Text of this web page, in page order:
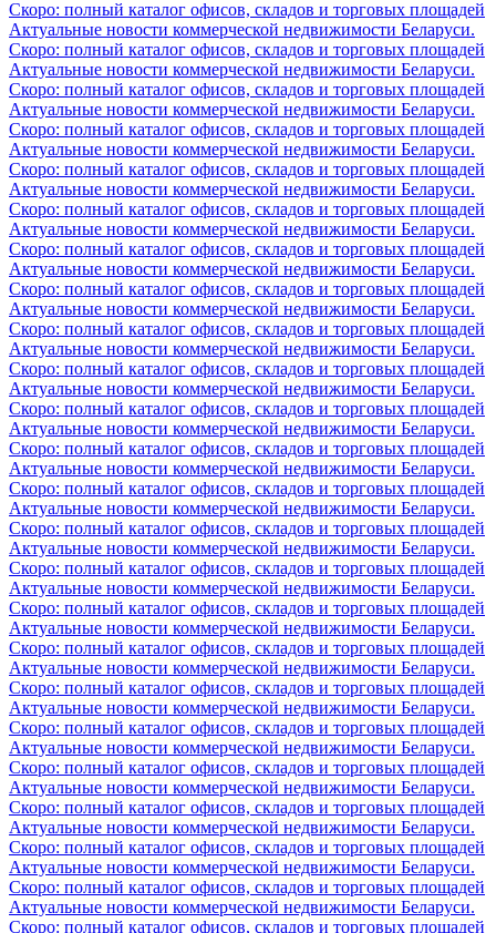
Скоро: полный каталог офисов, складов и торговых площадей
Актуальные новости коммерческой недвижимости Беларуси.
Скоро: полный каталог офисов, складов и торговых площадей
Актуальные новости коммерческой недвижимости Беларуси.
Скоро: полный каталог офисов, складов и торговых площадей
Актуальные новости коммерческой недвижимости Беларуси.
Скоро: полный каталог офисов, складов и торговых площадей
Актуальные новости коммерческой недвижимости Беларуси.
Скоро: полный каталог офисов, складов и торговых площадей
Актуальные новости коммерческой недвижимости Беларуси.
Скоро: полный каталог офисов, складов и торговых площадей
Актуальные новости коммерческой недвижимости Беларуси.
Скоро: полный каталог офисов, складов и торговых площадей
Актуальные новости коммерческой недвижимости Беларуси.
Скоро: полный каталог офисов, складов и торговых площадей
Актуальные новости коммерческой недвижимости Беларуси.
Скоро: полный каталог офисов, складов и торговых площадей
Актуальные новости коммерческой недвижимости Беларуси.
Скоро: полный каталог офисов, складов и торговых площадей
Актуальные новости коммерческой недвижимости Беларуси.
Скоро: полный каталог офисов, складов и торговых площадей
Актуальные новости коммерческой недвижимости Беларуси.
Скоро: полный каталог офисов, складов и торговых площадей
Актуальные новости коммерческой недвижимости Беларуси.
Скоро: полный каталог офисов, складов и торговых площадей
Актуальные новости коммерческой недвижимости Беларуси.
Скоро: полный каталог офисов, складов и торговых площадей
Актуальные новости коммерческой недвижимости Беларуси.
Скоро: полный каталог офисов, складов и торговых площадей
Актуальные новости коммерческой недвижимости Беларуси.
Скоро: полный каталог офисов, складов и торговых площадей
Актуальные новости коммерческой недвижимости Беларуси.
Скоро: полный каталог офисов, складов и торговых площадей
Актуальные новости коммерческой недвижимости Беларуси.
Скоро: полный каталог офисов, складов и торговых площадей
Актуальные новости коммерческой недвижимости Беларуси.
Скоро: полный каталог офисов, складов и торговых площадей
Актуальные новости коммерческой недвижимости Беларуси.
Скоро: полный каталог офисов, складов и торговых площадей
Актуальные новости коммерческой недвижимости Беларуси.
Скоро: полный каталог офисов, складов и торговых площадей
Актуальные новости коммерческой недвижимости Беларуси.
Скоро: полный каталог офисов, складов и торговых площадей
Актуальные новости коммерческой недвижимости Беларуси.
Скоро: полный каталог офисов, складов и торговых площадей
Актуальные новости коммерческой недвижимости Беларуси.
Скоро: полный каталог офисов, складов и торговых площадей